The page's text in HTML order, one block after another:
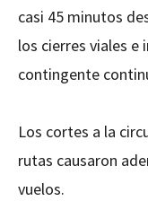
casi 45 minutos
los cierres viales e
contingente
Los cortes a la
rutas causaron
vuelos.